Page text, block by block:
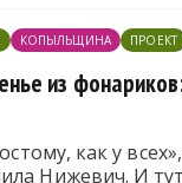
КОПЫЛЬЩИНА ПРОЕКТ
из
как у
Нижевич. И